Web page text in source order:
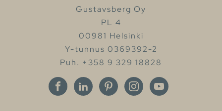
Gustavsberg Oy
PL 4
00981 Helsinki
Y-tunnus 0369392-2
Puh. +358 9 329 18828